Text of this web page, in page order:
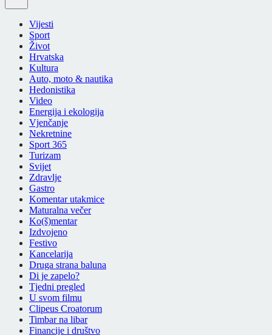
Vijesti
Sport
Život
Hrvatska
Kultura
Auto, moto & nautika
Hedonistika
Video
Energija i ekologija
Vjenčanje
Nekretnine
Sport 365
Turizam
Svijet
Zdravlje
Gastro
Komentar utakmice
Maturalna večer
Ko(š)mentar
Izdvojeno
Festivo
Kancelarija
Druga strana baluna
Di je zapelo?
Tjedni pregled
U svom filmu
Clipeus Croatorum
Timbar na libar
Financije i društvo